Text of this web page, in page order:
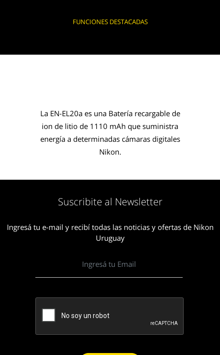
FUNCIONES DESTACADAS
La EN-EL20a es una Batería recargable de
ion de litio de 1110 mAh que suministra
energía a determinadas cámaras digitales
Nikon.
Suscribite al Newsletter
Ingresá tu e-mail y recibí todas las noticias y ofertas de Nikon
Uruguay